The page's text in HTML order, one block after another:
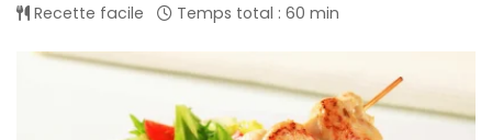
Recette facile Temps total : 60 min